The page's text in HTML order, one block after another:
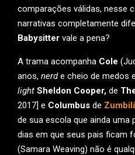
comparações válidas, nesse
narrativas completamente
Babysitter vale a pena?
A trama acompanha Cole
anos, nerde cheio de medos
light Sheldon Cooper, de
2017] e Columbus de
de sua escola que ainda uma
dias em que seus pais ficam
(Samara Weaving) não é